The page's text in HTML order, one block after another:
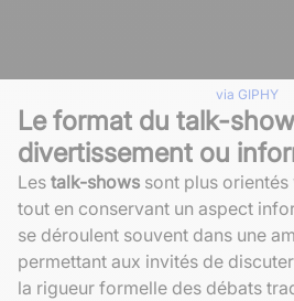
via GIPHY
Le format du talk-
divertissement ou
Les talk-shows sont plus
tout en conservant un aspect
se déroulent souvent dans une
permettant aux invités de
la rigueur formelle des débats